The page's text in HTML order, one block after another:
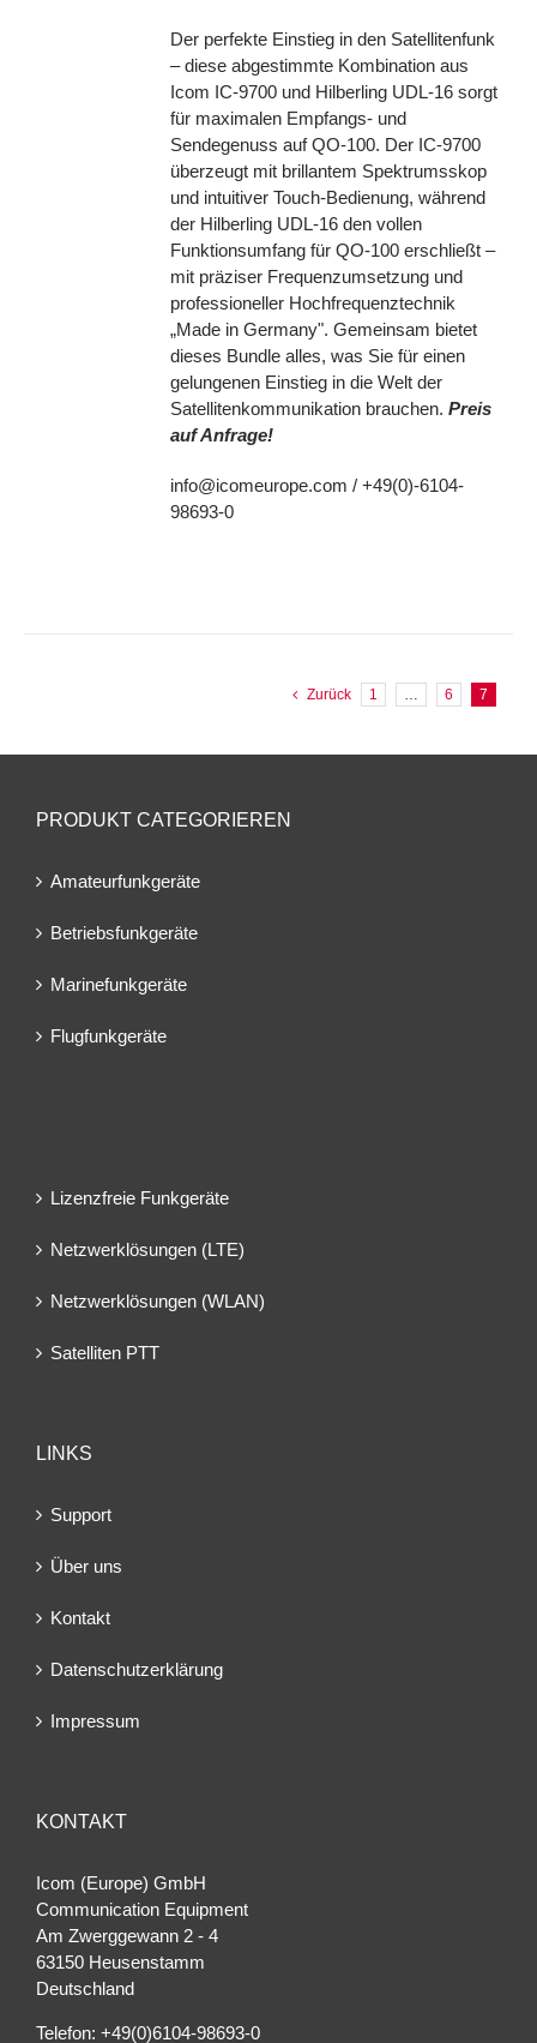
Der perfekte Einstieg in den Satellitenfunk
– diese abgestimmte Kombination aus
Icom IC-9700 und Hilberling UDL-16 sorgt
für maximalen Empfangs- und
Sendegenuss auf QO-100. Der IC-9700
überzeugt mit brillantem Spektrumsskop
und intuitiver Touch-Bedienung, während
der Hilberling UDL-16 den vollen
Funktionsumfang für QO-100 erschließt –
mit präziser Frequenzumsetzung und
professioneller Hochfrequenztechnik
„Made in Germany". Gemeinsam bietet
dieses Bundle alles, was Sie für einen
gelungenen Einstieg in die Welt der
Satellitenkommunikation brauchen.Preis
auf Anfrage!
info@icomeurope.com / +49(0)-6104-
98693-0
Zurück 1 … 6 7
PRODUKT CATEGORIEREN
Amateurfunkgeräte
Betriebsfunkgeräte
Marinefunkgeräte
Flugfunkgeräte
Lizenzfreie Funkgeräte
Netzwerklösungen (LTE)
Netzwerklösungen (WLAN)
Satelliten PTT
LINKS
Support
Über uns
Kontakt
Datenschutzerklärung
Impressum
KONTAKT
Icom (Europe) GmbH
Communication Equipment
Am Zwerggewann 2 ‐ 4
63150 Heusenstamm
Deutschland
Telefon: +49(0)6104-98693-0